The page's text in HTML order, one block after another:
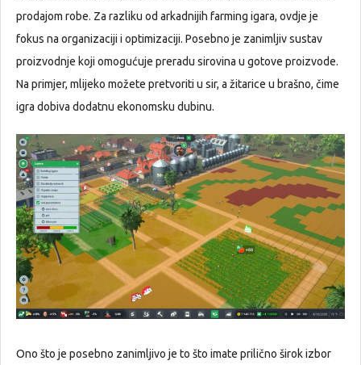
prodajom robe. Za razliku od arkadnijih farming igara, ovdje je
fokus na organizaciji i optimizaciji. Posebno je zanimljiv sustav
proizvodnje koji omogućuje preradu sirovina u gotove proizvode.
Na primjer, mlijeko možete pretvoriti u sir, a žitarice u brašno, čime
igra dobiva dodatnu ekonomsku dubinu.
Ono što je posebno zanimljivo je to što imate prilično širok izbor